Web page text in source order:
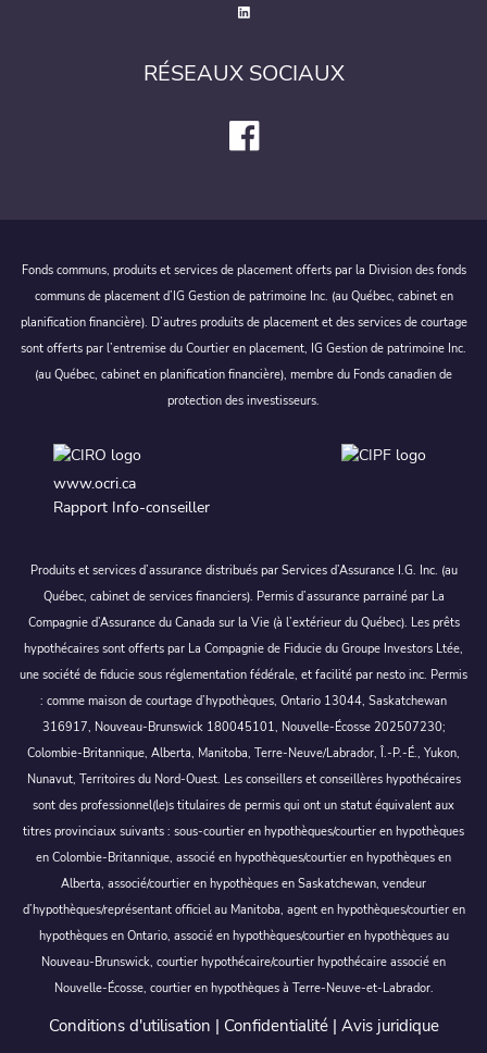
RÉSEAUX SOCIAUX
Fonds communs, produits et services de placement offerts par la Division des fonds
communs de placement d’IG Gestion de patrimoine Inc. (au Québec, cabinet en
planification financière). D’autres produits de placement et des services de courtage
sont offerts par l’entremise du Courtier en placement, IG Gestion de patrimoine Inc.
(au Québec, cabinet en planification financière), membre du Fonds canadien de
protection des investisseurs.
www.ocri.ca
Rapport Info-conseiller
Produits et services d’assurance distribués par Services d’Assurance I.G. Inc. (au
Québec, cabinet de services financiers). Permis d’assurance parrainé par La
Compagnie d’Assurance du Canada sur la Vie (à l’extérieur du Québec). Les prêts
hypothécaires sont offerts par La Compagnie de Fiducie du Groupe Investors Ltée,
une société de fiducie sous réglementation fédérale, et facilité par nesto inc. Permis
: comme maison de courtage d’hypothèques, Ontario 13044, Saskatchewan
316917, Nouveau-Brunswick 180045101, Nouvelle-Écosse 202507230;
Colombie-Britannique, Alberta, Manitoba, Terre-Neuve/Labrador, Î.-P.-É., Yukon,
Nunavut, Territoires du Nord-Ouest. Les conseillers et conseillères hypothécaires
sont des professionnel(le)s titulaires de permis qui ont un statut équivalent aux
titres provinciaux suivants : sous-courtier en hypothèques/courtier en hypothèques
en Colombie-Britannique, associé en hypothèques/courtier en hypothèques en
Alberta, associé/courtier en hypothèques en Saskatchewan, vendeur
d’hypothèques/représentant officiel au Manitoba, agent en hypothèques/courtier en
hypothèques en Ontario, associé en hypothèques/courtier en hypothèques au
Nouveau-Brunswick, courtier hypothécaire/courtier hypothécaire associé en
Nouvelle-Écosse, courtier en hypothèques à Terre-Neuve-et-Labrador.
Conditions d'utilisation | Confidentialité| Avis juridique